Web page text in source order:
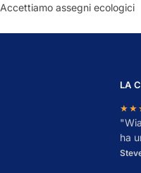
Accettiamo assegni ecologici
LA
"W
ha